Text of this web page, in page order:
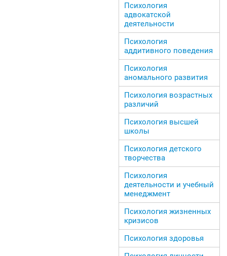
Психология
адвокатской
деятельности
Психология
аддитивного поведения
Психология
аномального развития
Психология возрастных
различий
Психология высшей
школы
Психология детского
творчества
Психология
деятельности и учебный
менеджмент
Психология жизненных
кризисов
Психология здоровья